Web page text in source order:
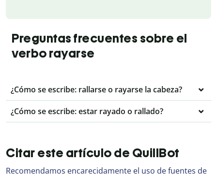
Preguntas frecuentes sobre el
verbo rayarse
¿Cómo se escribe: rallarse o rayarse la cabeza?
¿Cómo se escribe: estar rayado o rallado?
Citar este artículo de QuillBot
Recomendamos encarecidamente el uso de fuentes de